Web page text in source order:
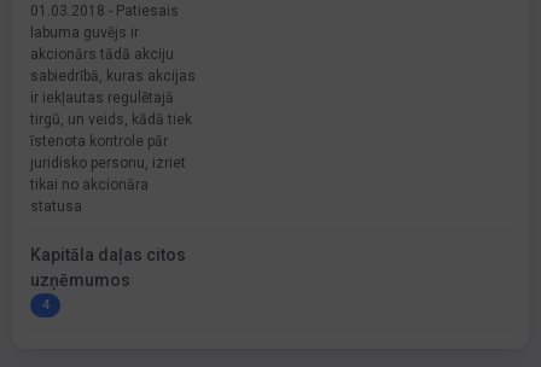
01.03.2018 - Patiesais
labuma guvējs ir
akcionārs tādā akciju
sabiedrībā, kuras akcijas
ir iekļautas regulētajā
tirgū, un veids, kādā tiek
īstenota kontrole pār
juridisko personu, izriet
tikai no akcionāra
statusa
Kapitāla daļas citos
uzņēmumos
4